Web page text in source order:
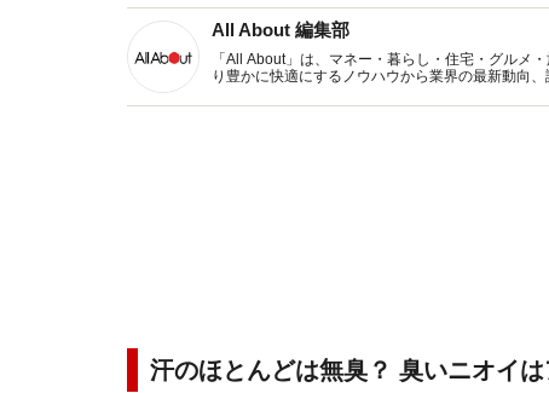
All About 編集部
「All About」は、マネー・暮らし・住宅・グルメ
り豊かに快適にするノウハウから業界の最新動向
汗のほとんどは無臭？ 臭いニオイ